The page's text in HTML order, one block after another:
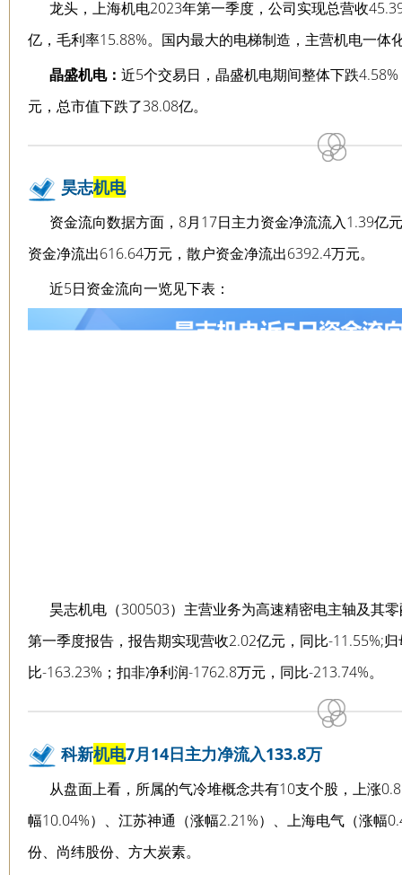
龙头，上海机电2023年第一季度，公司实现总营收
亿，毛利率15.88%。国内最大的电梯制造，主营机电一体
晶盛机电： 近5个交易日，晶盛机电期间整体下跌
元，总市值下跌了38.08亿。
昊志机电
资金流向数据方面，8月17日主力资金净流流入1.39亿
资金净流出616.64万元，散户资金净流出6392.4万元。
近5日资金流向一览见下表：
昊志机电（300503）主营业务为高速精密电主轴及其
第一季度报告，报告期实现营收2.02亿元，同比-11.55%;
比-163.23%；扣非净利润-1762.8万元，同比-213.74%。
科新机电7月14日主力净流入133.8万
从盘面上看，所属的气冷堆概念共有10支个股，上涨
幅10.04%）、江苏神通（涨幅2.21%）、上海电气（涨幅
份、尚纬股份、方大炭素。